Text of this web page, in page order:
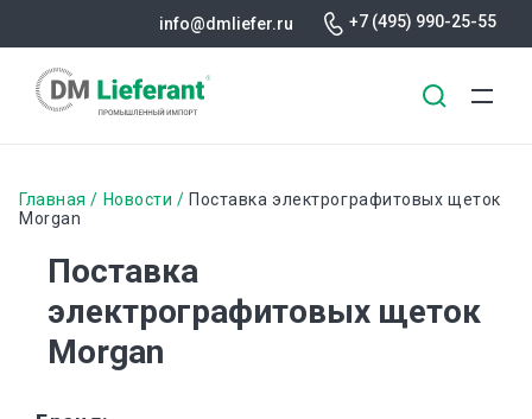
основному
info@dmliefer.ru +7 (495) 990-25-55
Строка
навигации
Главная Новости
Поставка электрографитовых щеток
Morgan
Поставка
электрографитовых щеток
Morgan